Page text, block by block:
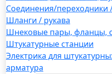
Соединения/переходники
Шланги / рукава
Шнековые пары, фланцы,
Штукатурные станции
Электрика для
арматура